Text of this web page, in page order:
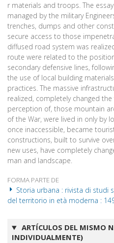
r materials and troops. The
managed by the military
trenches, dumps and other
secure access to those
diffused road system was
route were related to the
secondary defensive lines,
the use of local building
practices. The massive
realized, completely changed
perception of, those mountain
of the War, were lived in only by
once inaccessible, became
constructions, built to survive
new uses, have completely
man and landscape.
FORMA PARTE DE
Storia urbana : rivista di studi
del territorio in età moderna :
ARTÍCULOS DEL MISMO
INDIVIDUALMENTE)